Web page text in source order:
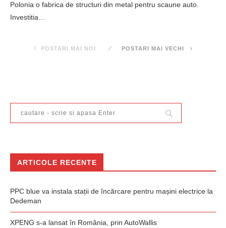
Polonia o fabrica de structuri din metal pentru scaune auto.
Investitia…
POSTARI MAI NOI POSTARI MAI VECHI
ARTICOLE RECENTE
PPC blue va instala stații de încărcare pentru mașini electrice la
Dedeman
XPENG s-a lansat în România, prin AutoWallis